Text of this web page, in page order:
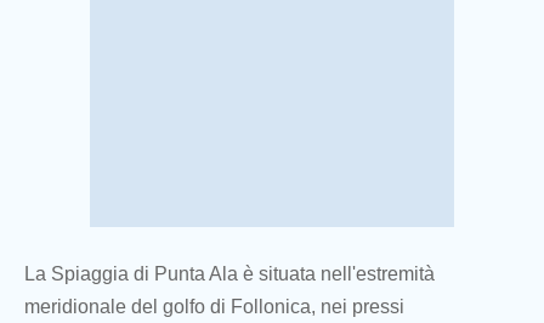
La Spiaggia di Punta Ala è situata nell'estremità
meridionale del golfo di Follonica, nei pressi